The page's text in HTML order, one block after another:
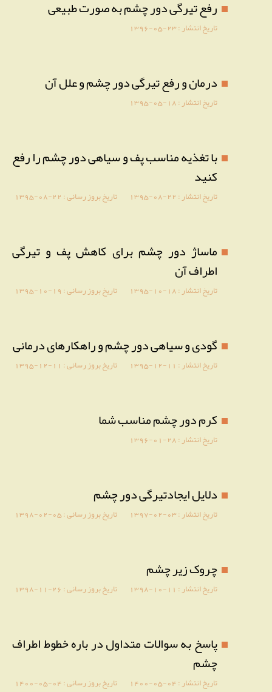
رفع تیرگی دور چشم به صورت طبیعی
تاریخ انتشار :1396-05-23
درمان و رفع تیرگی دور چشم و علل آن
تاریخ انتشار :1395-05-18
با تغذیه مناسب پف و سیاهی دور چشم را رفع
کنید
تاریخ انتشار :1395-08-22 تاریخ بروز رسانی :1395-08-22
ماساژ دور چشم برای کاهش پف و تیرگی
اطراف آن
تاریخ انتشار :1395-10-18 تاریخ بروز رسانی :1395-10-19
گودی و سیاهی دور چشم و راهکارهای درمانی
تاریخ انتشار : 1395-12-11 تاریخ بروز رسانی : 1395-12-11
کرم دور چشم مناسب شما
تاریخ انتشار :1396-01-28
دلایل ایجادتیرگی دور چشم
تاریخ انتشار :1397-02-03 تاریخ بروز رسانی :1398-02-05
چروک زیر چشم
تاریخ انتشار : 1398-10-11 تاریخ بروز رسانی :1398-11-26
پاسخ به سوالات متداول در باره خطوط اطراف
چشم
تاریخ انتشار :1400-05-04 تاریخ بروز رسانی :1400-05-04